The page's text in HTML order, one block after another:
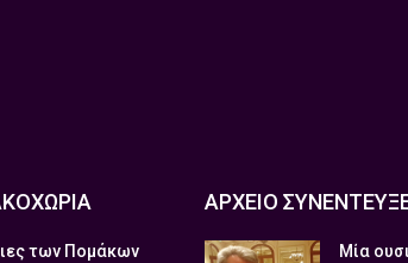
των Πομάκων
ΑΡΧΕΙΟ
Μία